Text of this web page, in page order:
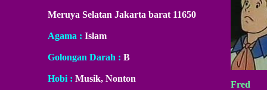
Meruya Selatan Jakarta barat 11650
Agama : Islam
Golongan Darah : B
Hobi : Musik, Nonton
Fred